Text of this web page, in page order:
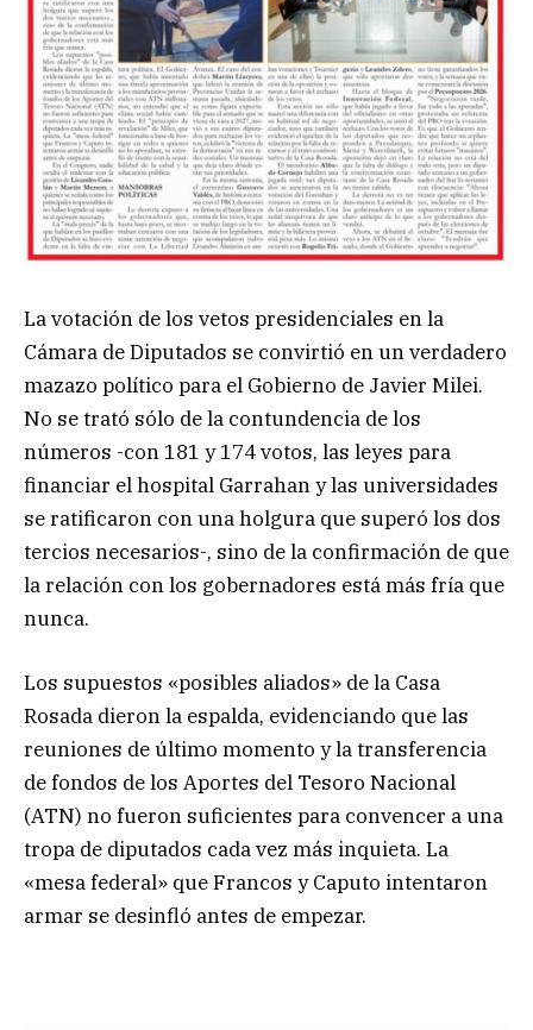
La votación de los vetos presidenciales en la
Cámara de Diputados se convirtió en un verdadero
mazazo político para el Gobierno de Javier Milei.
No se trató sólo de la contundencia de los
números -con 181 y 174 votos, las leyes para
financiar el hospital Garrahan y las universidades
se ratificaron con una holgura que superó los dos
tercios necesarios-, sino de la confirmación de que
la relación con los gobernadores está más fría que
nunca.
Los supuestos «posibles aliados» de la Casa
Rosada dieron la espalda, evidenciando que las
reuniones de último momento y la transferencia
de fondos de los Aportes del Tesoro Nacional
(ATN) no fueron suficientes para convencer a una
tropa de diputados cada vez más inquieta. La
«mesa federal» que Francos y Caputo intentaron
armar se desinfló antes de empezar.